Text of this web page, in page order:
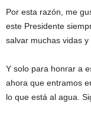
Por esta razón, me
este Presidente
salvar muchas vidas
Y solo para honrar a
ahora que entramos
lo que está al agua.